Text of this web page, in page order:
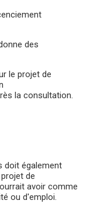
des
le projet de
la consultation.
doit également
de
avoir comme
ou d'emploi.